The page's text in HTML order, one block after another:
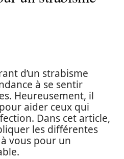
d’un strabisme
à se sentir
Heureusement, il
aider ceux qui
Dans cet article,
les différentes
vous pour un